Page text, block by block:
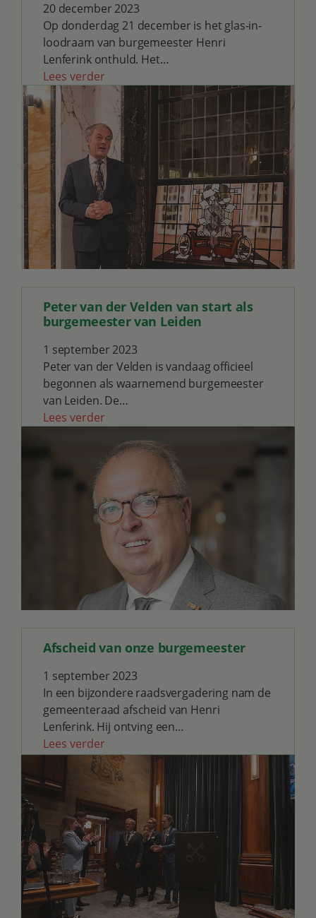
20 december 2023
Op donderdag 21 december is het glas-in-
loodraam van burgemeester Henri
Lenferink onthuld. Het…
Lees verder
Peter van der Velden van start als
burgemeester van Leiden
1 september 2023
Peter van der Velden is vandaag officieel
begonnen als waarnemend burgemeester
van Leiden. De…
Lees verder
Afscheid van onze burgemeester
1 september 2023
In een bijzondere raadsvergadering nam de
gemeenteraad afscheid van Henri
Lenferink. Hij ontving een…
Lees verder